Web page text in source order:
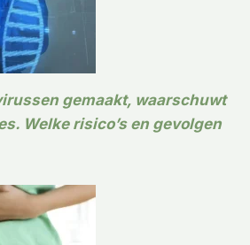
gemaakt, waarschuwt
Welke risico’s en gevolgen